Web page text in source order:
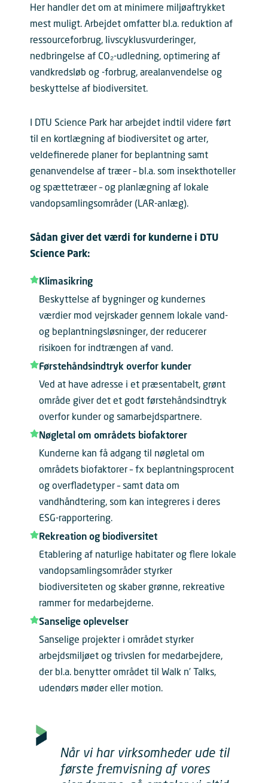
Her handler det om at minimere miljøaftrykket
mest muligt. Arbejdet omfatter bl.a. reduktion af
ressourceforbrug, livscyklusvurderinger,
nedbringelse af CO₂-udledning, optimering af
vandkredsløb og -forbrug, arealanvendelse og
beskyttelse af biodiversitet.
I DTU Science Park har arbejdet indtil videre ført
til en kortlægning af biodiversitet og arter,
veldefinerede planer for beplantning samt
genanvendelse af træer – bl.a. som insekthoteller
og spættetræer – og planlægning af lokale
vandopsamlingsområder (LAR-anlæg).
Sådan giver det værdi for kunderne i DTU
Science Park:
Klimasikring
Beskyttelse af bygninger og kundernes
værdier mod vejrskader gennem lokale vand-
og beplantningsløsninger, der reducerer
risikoen for indtrængen af vand.
Førstehåndsindtryk overfor kunder
Ved at have adresse i et præsentabelt, grønt
område giver det et godt førstehåndsindtryk
overfor kunder og samarbejdspartnere.
Nøgletal om områdets biofaktorer
Kunderne kan få adgang til nøgletal om
områdets biofaktorer – fx beplantningsprocent
og overfladetyper – samt data om
vandhåndtering, som kan integreres i deres
ESG-rapportering.
Rekreation og biodiversitet
Etablering af naturlige habitater og flere lokale
vandopsamlingsområder styrker
biodiversiteten og skaber grønne, rekreative
rammer for medarbejderne.
Sanselige oplevelser
Sanselige projekter i området styrker
arbejdsmiljøet og trivslen for medarbejdere,
der bl.a. benytter området til Walk n’ Talks,
udendørs møder eller motion.
Når vi har virksomheder ude til
første fremvisning af vores